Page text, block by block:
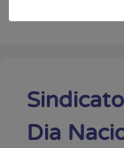
Dia